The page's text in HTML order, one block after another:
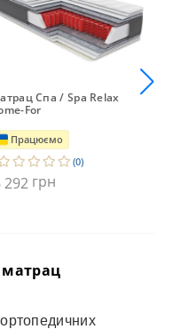
Спа / Spa Relax
For
Працюємо
(0)
292 грн
матрац